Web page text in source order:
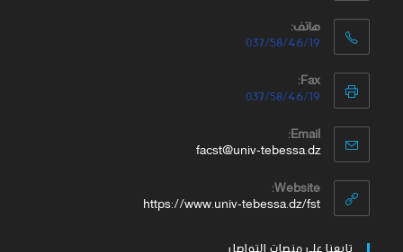
هاتف:
037/58/46/19
Fax:
037/58/46/19
Email:
facst@univ-tebessa.dz
Website:
https://www.univ-tebessa.dz/fst